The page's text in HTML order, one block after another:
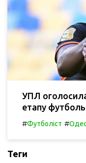
УПЛ
етапу
#Футболіст #
Теги